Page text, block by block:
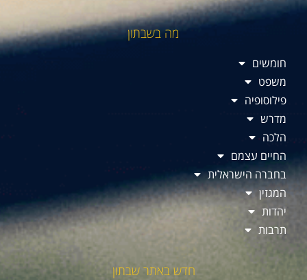
מה בשבתון
חומשים
משפט
פילוסופיה
מדרש
הלכה
החיים עצמם
בחברה הישראלית
המגזין
יהדות
תרבות
חדש באתר שבתון